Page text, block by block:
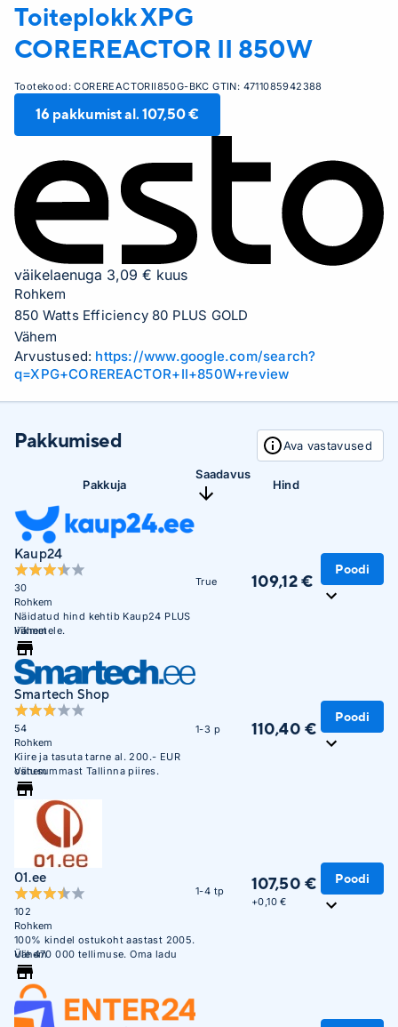
Toiteplokk XPG
COREREACTOR II 850W
Tootekood:COREREACTORII850G-BKC GTIN: 4711085942388
16 pakkumist al. 107,50 €
väikelaenuga 3,09 € kuus
Rohkem
850 Watts Efficiency 80 PLUS GOLD
Vähem
Arvustused: https://www.google.com/search?
q=XPG+COREREACTOR+II+850W+review
Pakkumised Ava vastavused
Pakkuja
Saadavus
Hind
Kaup24
30
Rohkem
Näidatud hind kehtib Kaup24 PLUS
liikmetele.
Vähem
True 109,12 €
Poodi
Smartech Shop
54
Rohkem
Kiire ja tasuta tarne al. 200.- EUR
ostusummast Tallinna piires.
Vähem
1-3 p 110,40 €
Poodi
01.ee
102
Rohkem
100% kindel ostukoht aastast 2005.
Üle 470 000 tellimuse. Oma ladu
850m2.
Vähem
1-4 tp 107,50 €
+0,10 €
Poodi